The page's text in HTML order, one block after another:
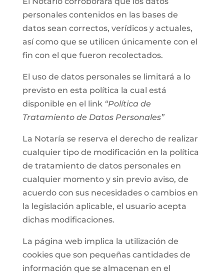
personales contenidos en las bases de
datos sean correctos, verídicos y actuales,
así como que se utilicen únicamente con el
fin con el que fueron recolectados.
El uso de datos personales se limitará a lo
previsto en esta política la cual está
disponible en el link “Política de
Tratamiento de Datos Personales”
La Notaría se reserva el derecho de realizar
cualquier tipo de modificación en la política
de tratamiento de datos personales en
cualquier momento y sin previo aviso, de
acuerdo con sus necesidades o cambios en
la legislación aplicable, el usuario acepta
dichas modificaciones.
La página web implica la utilización de
cookies que son pequeñas cantidades de
información que se almacenan en el